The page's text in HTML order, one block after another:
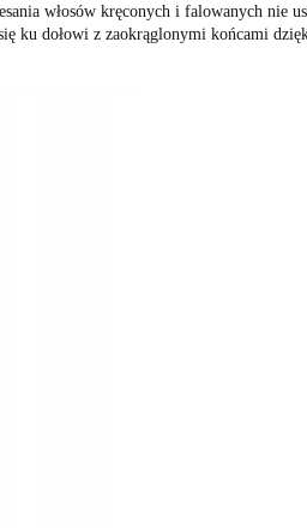
włosów kręconych i falowanych nie
ku dołowi z zaokrąglonymi końcami